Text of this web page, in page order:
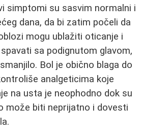
simptomi su sasvim normalni i
dana, da bi zatim počeli da
mogu ublažiti oticanje i
sa podignutom glavom,
Bol je obično blaga do
analgeticima koje
na usta je neophodno dok su
može biti neprijatno i dovesti